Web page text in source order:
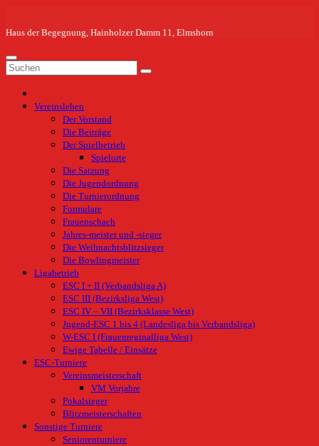
springen
Haus der Begegnung, Hainholzer Damm 11, Elmshorn
Vereinsleben
Der Vorstand
Die Beiträge
Der Spielbetrieb
Spielorte
Die Satzung
Die Jugendordnung
Die Turnierordnung
Formulare
Frauenschach
Jahres-meister und -sieger
Die Weihnachtsblitzsieger
Die Bowlingmeister
Ligabetrieb
ESC I + II (Verbandsliga A)
ESC III (Bezirksliga West)
ESC IV – VII (Bezirksklasse West)
Jugend-ESC 1 bis 4 (Landesliga bis Verbandsliga)
W-ESC I (Frauenreginalliga West)
Ewige Tabelle / Einsätze
ESC-Turniere
Vereinsmeisterschaft
VM Vorjahre
Pokalsieger
Blitzmeisterschaften
Sonstige Turniere
Seniorenturniere